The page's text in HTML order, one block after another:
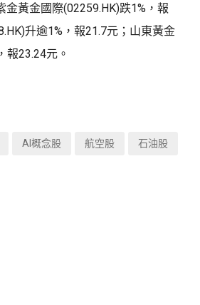
金黃金國際(02259.HK)跌1%，報
升逾1%，報21.7元；山東黃金
報23.24元。
AI概念股 航空股 石油股